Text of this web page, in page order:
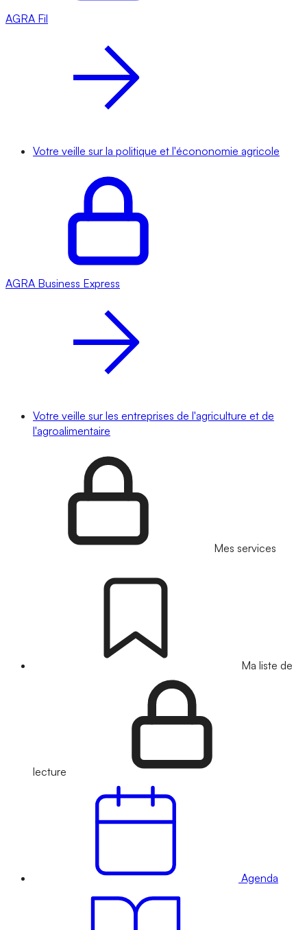
AGRA Fil
Votre veille sur la politique et l'écononomie agricole
AGRA Business Express
Votre veille sur les entreprises de l'agriculture et de
l'agroalimentaire
Mes services
Ma liste de
lecture
Agenda